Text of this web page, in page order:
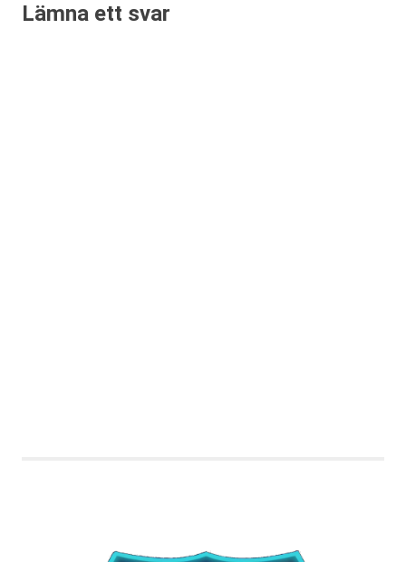
Lämna ett svar